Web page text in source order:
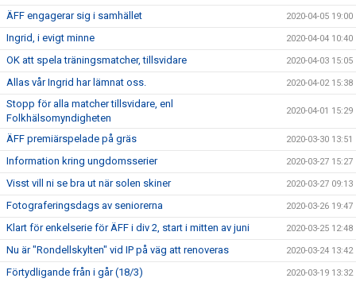
ÄFF engagerar sig i samhället 2020-04-05 19:00
Ingrid, i evigt minne 2020-04-04 10:40
OK att spela träningsmatcher, tillsvidare 2020-04-03 15:05
Allas vår Ingrid har lämnat oss. 2020-04-02 15:38
Stopp för alla matcher tillsvidare, enl
Folkhälsomyndigheten
2020-04-01 15:29
ÄFF premiärspelade på gräs 2020-03-30 13:51
Information kring ungdomsserier 2020-03-27 15:27
Visst vill ni se bra ut när solen skiner 2020-03-27 09:13
Fotograferingsdags av seniorerna 2020-03-26 19:47
Klart för enkelserie för ÄFF i div 2, start i mitten av juni 2020-03-25 12:48
Nu är "Rondellskylten" vid IP på väg att renoveras 2020-03-24 13:42
Förtydligande från i går (18/3) 2020-03-19 13:32